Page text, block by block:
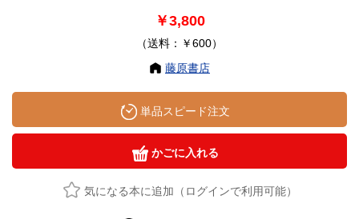
￥3,800
（送料：￥600）
藤原書店
単品スピード注文
かごに入れる
気になる本に追加（ログインで利用可能）